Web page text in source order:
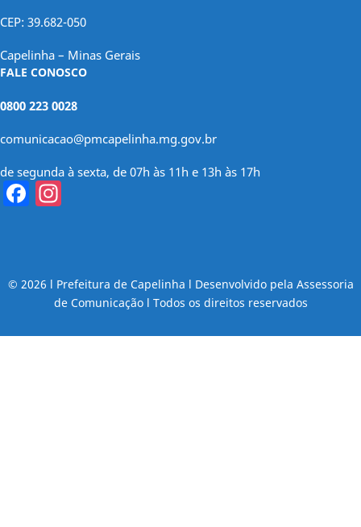
CEP: 39.682-050
Capelinha – Minas Gerais
FALE CONOSCO
0800 223 0028
comunicacao@pmcapelinha.mg.gov.br
de segunda à sexta, de 07h às 11h e 13h às 17h
Facebook
© 2026 l Prefeitura de Capelinha l Desenvolvido pela Assessoria
de Comunicação l Todos os direitos reservados